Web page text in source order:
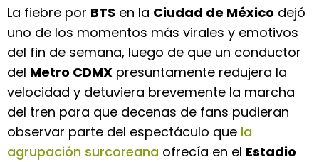
La fiebre por BTS en la Ciudad de México dejó
uno de los momentos más virales y emotivos
del fin de semana, luego de que un conductor
del Metro CDMX presuntamente redujera la
velocidad y detuviera brevemente la marcha
del tren para que decenas de fans pudieran
observar parte del espectáculo que la
agrupación surcoreana ofrecía en el Estadio